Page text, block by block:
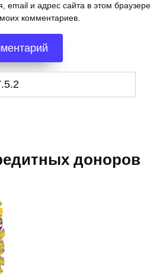
email и адрес сайта в этом браузере
комментариев.
доноров